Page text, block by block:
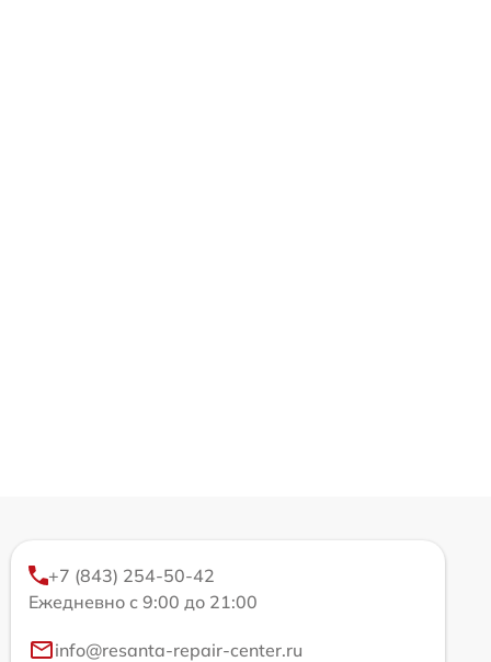
+7 (843) 254-50-42
Ежедневно с 9:00 до 21:00
info@resanta-repair-center.ru